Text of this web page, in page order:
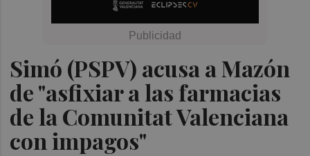
Simó (PSPV) acusa a Mazón
de "asfixiar a las farmacias
de la Comunitat Valenciana
con impagos"